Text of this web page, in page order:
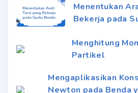
Menentukan
Bekerja pada
Menghitung
Partikel
Mengaplikasikan
Newton pada Benda